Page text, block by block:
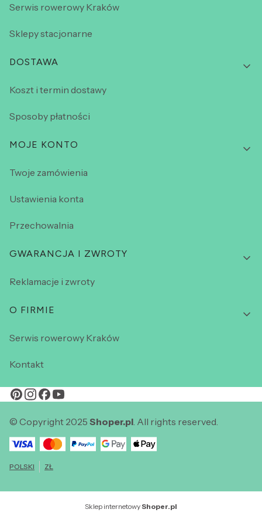
Serwis rowerowy Kraków
Sklepy stacjonarne
DOSTAWA
Koszt i termin dostawy
Sposoby płatności
MOJE KONTO
Twoje zamówienia
Ustawienia konta
Przechowalnia
GWARANCJA I ZWROTY
Reklamacje i zwroty
O FIRMIE
Serwis rowerowy Kraków
Kontakt
© Copyright 2025 Shoper.pl . All rights reserved.
POLSKI ZŁ
Sklep internetowyShoper.pl